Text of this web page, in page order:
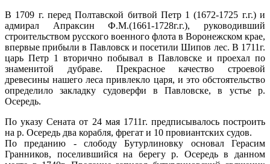
В 1709 г. перед Полтавской битвой Петр 1 (1672-1725 г.г.) и
адмирал Апраксин Ф.М.(1661-1728г.г.), руководивший
строительством русского военного флота в Воронежском крае,
впервые прибыли в Павловск и посетили Шипов лес. В 1711г.
царь Петр 1 вторично побывал в Павловске и проехал по
знаменитой дубраве. Прекрасное качество строевой
древесины нашего леса привлекло царя, и это обстоятельство
определило закладку судоверфи в Павловске, в устье р.
Осередь.
По указу Сената от 24 мая 1711г. предписывалось построить
на р. Осередь два корабля, фрегат и 10 провиантских судов.
По преданию - слободу Бутурлиновку основал Герасим
Гранников, поселившийся на берегу р. Осередь в данном